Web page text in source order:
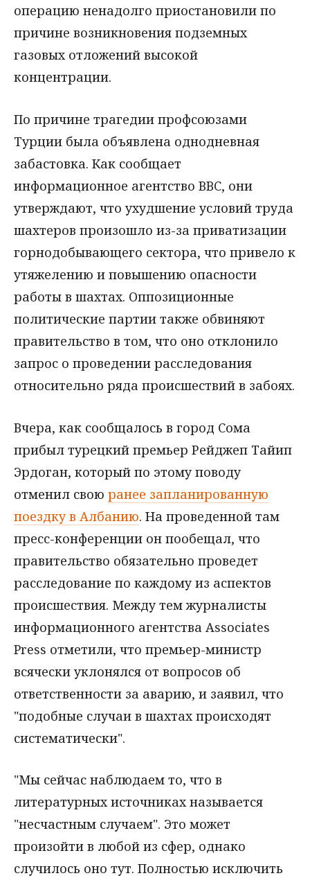
операцию ненадолго приостановили по
причине возникновения подземных
газовых отложений высокой
концентрации.
По причине трагедии профсоюзами
Турции была объявлена однодневная
забастовка. Как сообщает
информационное агентство BBC, они
утверждают, что ухудшение условий труда
шахтеров произошло из-за приватизации
горнодобывающего сектора, что привело к
утяжелению и повышению опасности
работы в шахтах. Оппозиционные
политические партии также обвиняют
правительство в том, что оно отклонило
запрос о проведении расследования
относительно ряда происшествий в забоях.
Вчера, как сообщалось в город Сома
прибыл турецкий премьер Рейджеп Тайип
Эрдоган, который по этому поводу
отменил свою ранее запланированную
поездку в Албанию. На проведенной там
пресс-конференции он пообещал, что
правительство обязательно проведет
расследование по каждому из аспектов
происшествия. Между тем журналисты
информационного агентства Associates
Press отметили, что премьер-министр
всячески уклонялся от вопросов об
ответственности за аварию, и заявил, что
"подобные случаи в шахтах происходят
систематически".
"Мы сейчас наблюдаем то, что в
литературных источниках называется
"несчастным случаем". Это может
произойти в любой из сфер, однако
случилось оно тут. Полностью исключить